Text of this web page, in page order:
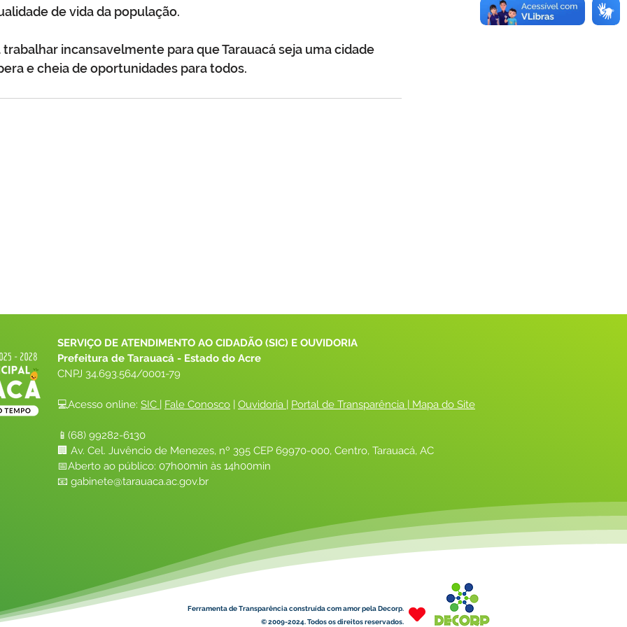
de vida da população.
incansavelmente para que Tarauacá seja uma cidade
e cheia de oportunidades para todos.
SERVIÇO DE ATENDIMENTO AO CIDADÃO (SIC) E OUVIDORIA
Prefeitura de Tarauacá - Estado do Acre
CNPJ 34.693.564/0001-79
💻Acesso online: SIC | Fale Conosco | Ouvidoria | Portal de Transparência | Mapa do Site
📱(68) 99282-6130
🏢 Av. Cel. Juvêncio de Menezes, nº 395 CEP 69970-000, Centro, Tarauacá, AC
📅Aberto ao público: 07h00min às 14h00min
📧 gabinete@tarauaca.ac.gov.br
Ferramenta de Transparência construída com amor pela Decorp.
© 2009-2024. Todos os direitos reservados.